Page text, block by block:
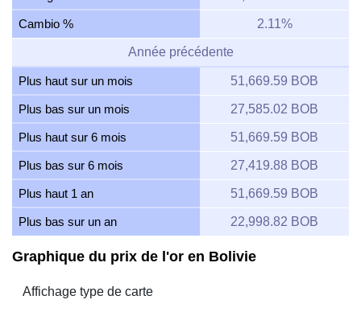
Cambio % 2.11%
Année précédente
Plus haut sur un mois 51,669.59 BOB
Plus bas sur un mois 27,585.02 BOB
Plus haut sur 6 mois 51,669.59 BOB
Plus bas sur 6 mois 27,419.88 BOB
Plus haut 1 an 51,669.59 BOB
Plus bas sur un an 22,998.82 BOB
Graphique du prix de l'or en Bolivie